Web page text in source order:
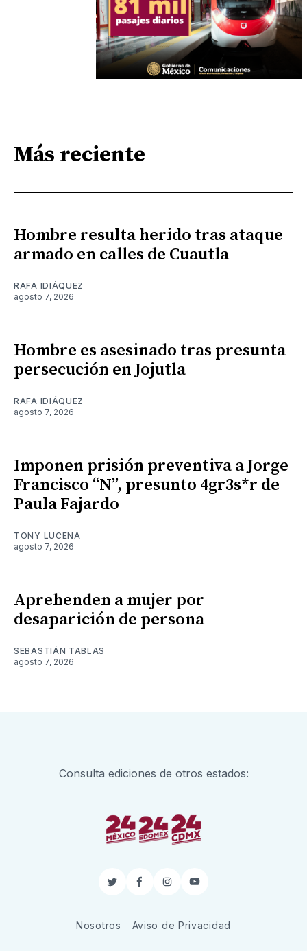
Más reciente
Hombre resulta herido tras ataque
armado en calles de Cuautla
RAFA IDIÁQUEZ
agosto 7, 2026
Hombre es asesinado tras presunta
persecución en Jojutla
RAFA IDIÁQUEZ
agosto 7, 2026
Imponen prisión preventiva a Jorge
Francisco “N”, presunto 4gr3s*r de
Paula Fajardo
TONY LUCENA
agosto 7, 2026
Aprehenden a mujer por
desaparición de persona
SEBASTIÁN TABLAS
agosto 7, 2026
Consulta ediciones de otros estados:
TwitterFacebook
InstagramYouTube
Nosotros Aviso de Privacidad